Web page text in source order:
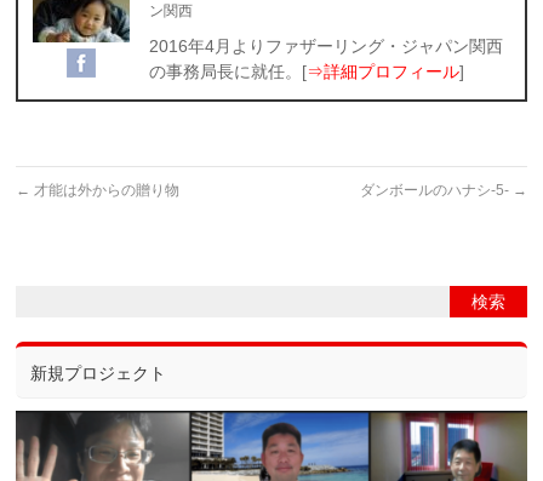
ン関西
2016年4月よりファザーリング・ジャパン関西
の事務局長に就任。[⇒詳細プロフィール]
← 才能は外からの贈り物 ダンボールのハナシ-5- →
新規プロジェクト